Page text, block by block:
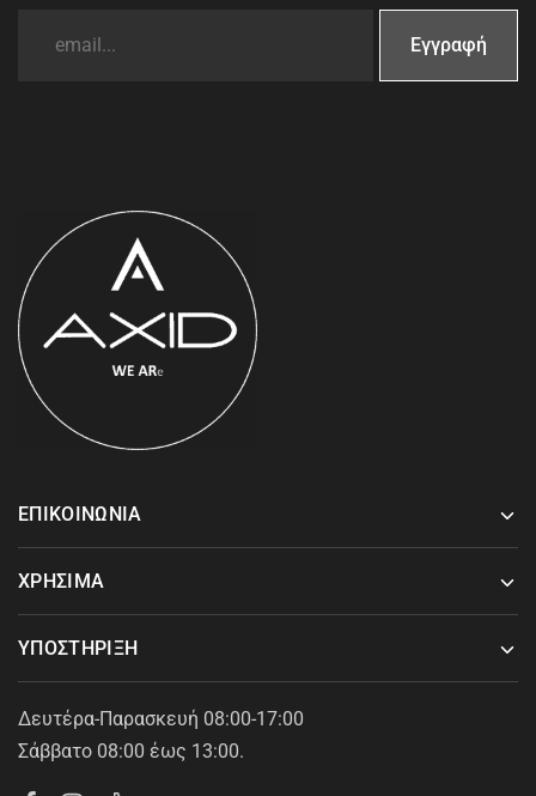
ΕΠΙΚΟΙΝΩΝΙΑ
ΧΡΗΣΙΜΑ
ΥΠΟΣΤΗΡΙΞΗ
Δευτέρα-Παρασκευή 08:00-17:00
Σάββατο 08:00 έως 13:00.